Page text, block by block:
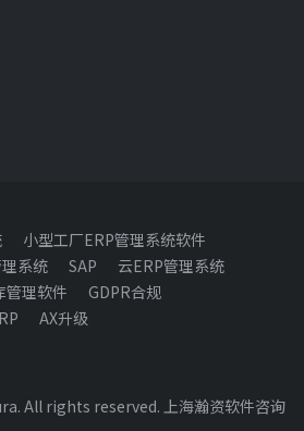
小型工厂ERP管理系统软件
系统 SAP
云ERP管理系统
理软件
GDPR合规
AX升级
All rights reserved. 上海瀚资软件咨询